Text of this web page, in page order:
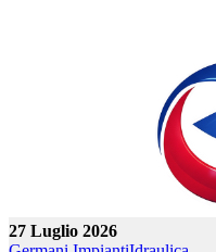
27 Luglio 2026